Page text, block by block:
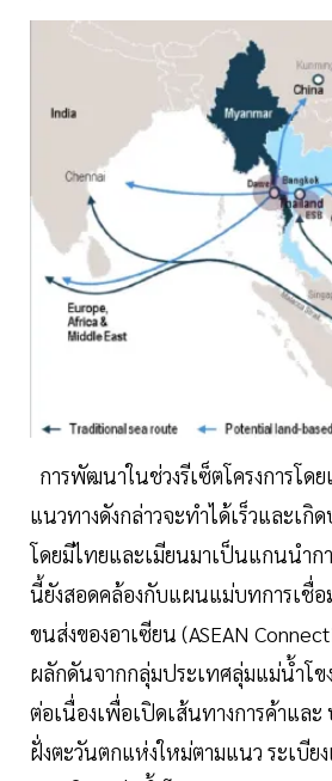
การพัฒนาในช่วงรีเซ็ตโครงการโด
แนวทางดังกล่าวจะทำได้เร็วและเกิ
โดยมีไทยและเมียนมาเป็นแกนนำก
นี้ยังสอดคล้องกับแผนแม่บทการเชื่อ
ขนส่งของอาเซียน (ASEAN
ผลักดันจากกลุ่มประเทศลุ่มแม่น้ำโ
ต่อเนื่องเพื่อเปิดเส้นทางการค้าและ
ฝั่งตะวันตกแห่งใหม่ตามแนว ระเบีย